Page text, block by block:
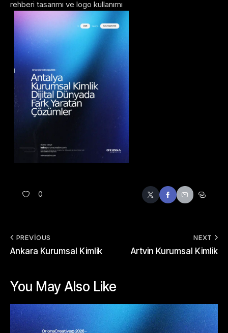
0
PREVIOUS
Ankara Kurumsal Kimlik
NEXT
Artvin Kurumsal Kimlik
You May Also Like